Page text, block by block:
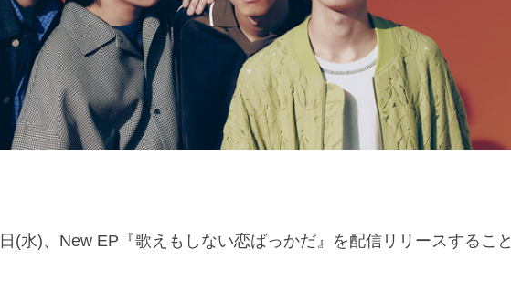
(水)、New EP『歌えもしない恋ばっかだ』を配信リリースすること